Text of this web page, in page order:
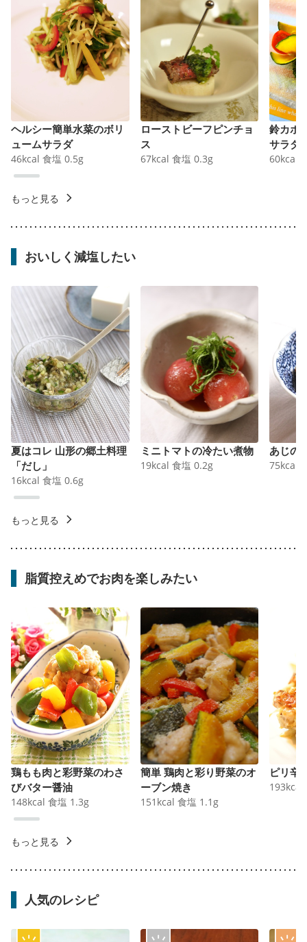
ヘルシー簡単水菜のボリ
ュームサラダ
46kcal 食塩 0.5g
ローストビーフピンチョ
ス
67kcal 食塩 0.3g
鈴カボ
サラダ
60kcal
もっと見る
おいしく減塩したい
夏はコレ 山形の郷土料理
「だし」
16kcal 食塩 0.6g
ミニトマトの冷たい煮物
19kcal 食塩 0.2g
あじの
75kcal
もっと見る
脂質控えめでお肉を楽しみたい
鶏もも肉と彩野菜のわさ
びバター醤油
148kcal 食塩 1.3g
簡単 鶏肉と彩り野菜のオ
ーブン焼き
151 kcal 食塩 1.1 g
ピリ辛
193kcal
もっと見る
人気のレシピ